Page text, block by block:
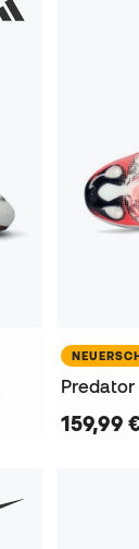
Predator
159,99